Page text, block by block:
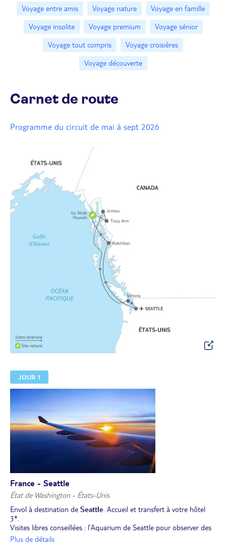
Voyage entre amis
Voyage nature
Voyage en famille
Voyage insolite
Voyage premium
Voyage sénior
Voyage tout compris
Voyage croisières
Voyage découverte
Carnet de route
Programme du circuit de mai à sept 2026
JOUR 1
France - Seattle
État de Washington - États-Unis
Envol à destination de Seattle . Accueil et transfert à votre hôtel
3*.
Visites libres conseillées : l’Aquarium de Seattle pour observer des
loutres de mer et une pieuvre géante du Pacifique. Vous pourrez
Plus de détails